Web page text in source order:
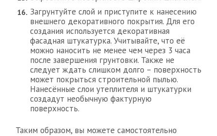
Загрунтуйте слой и приступите к нанесению
внешнего декоративного покрытия. Для его
создания используется декоративная
фасадная штукатурка. Учитывайте, что её
можно наносить не менее чем через 3 часа
после завершения грунтовки. Также не
следует ждать слишком долго – поверхность
может покрыться строительной пылью.
Нанесённые слои утеплителя и штукатурки
создадут необычную фактурную
поверхность.
Таким образом, вы можете самостоятельно